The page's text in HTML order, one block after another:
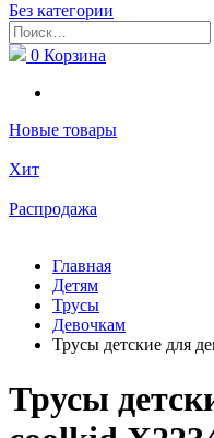
Без категории
Найти:
0 Корзина
Новые товары
Хит
Распродажа
Главная
Детям
Трусы
Девочкам
Трусы детские для
Трусы